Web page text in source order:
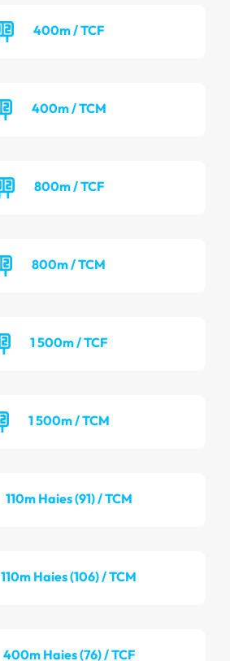
400m / TCF
400m / TCM
800m / TCF
800m / TCM
1 500m / TCF
1 500m / TCM
110m Haies (91) / TCM
110m Haies (106) / TCM
400m Haies (76) / TCF